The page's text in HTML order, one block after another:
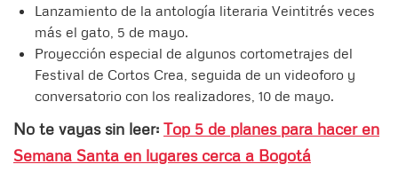
Lanzamiento de la antología literaria Veintitrés veces
más el gato, 5 de mayo.
Proyección especial de algunos cortometrajes del
Festival de Cortos Crea, seguida de un videoforo y
conversatorio con los realizadores, 10 de mayo.
No te vayas sin leer: Top 5 de planes para hacer en
Semana Santa en lugares cerca a Bogotá